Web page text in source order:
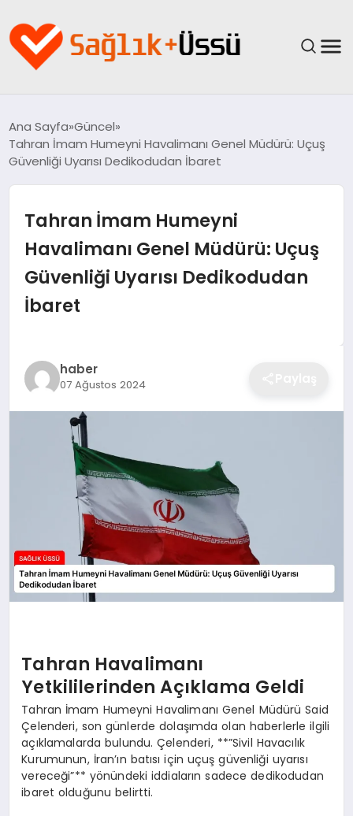
YAŞAM
SPOR & FITNESS
Ana Sayfa Güncel
Tahran İmam Humeyni Havalimanı Genel Müdürü: Uçuş
Güvenliği Uyarısı Dedikodudan İbaret
Tahran İmam Humeyni
Havalimanı Genel Müdürü: Uçuş
Güvenliği Uyarısı Dedikodudan
İbaret
haber
07 Ağustos 2024
Tahran Havalimanı
Yetkililerinden Açıklama Geldi
Tahran İmam Humeyni Havalimanı Genel Müdürü Said
Çelenderi, son günlerde dolaşımda olan haberlerle ilgili
açıklamalarda bulundu. Çelenderi, **”Sivil Havacılık
Kurumunun, İran’ın batısı için uçuş güvenliği uyarısı
vereceği”** yönündeki iddiaların sadece dedikodudan
ibaret olduğunu belirtti.